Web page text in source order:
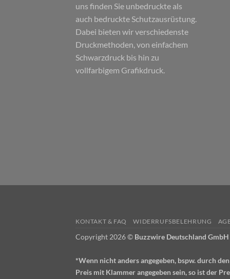
uns finden Sie unbedruckte als
auch bedruckte Schutzausrüstung.
Dabei bieten wir verschiedenste
Druckmethoden, von einfachem
Schwarzdruck bis hin zu
vollfarbigem Grafikdruck.
KONTAKT & FAQ WIDERRUFSBELEHRUNG
Copyright 2026 © Buzzwire Deutschland GmbH
*Wenn nicht anders angegeben, bspw. durch
Preis mit Klammer angegeben sein, so ist der